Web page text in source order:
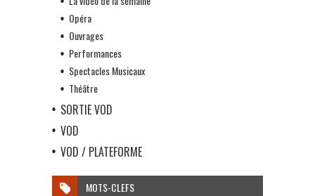
Opéra
Ouvrages
Performances
Spectacles Musicaux
Théâtre
SORTIE VOD
VOD
VOD / PLATEFORME
MOTS-CLEFS